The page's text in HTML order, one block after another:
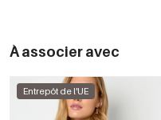
0605302-771 LXL
À associer avec
Entrepôt de l'UE